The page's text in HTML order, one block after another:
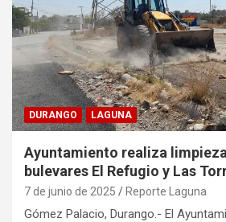
DURANGO LAGUNA
Ayuntamiento realiza
bulevares El Refugio y Las
7 de junio de 2025 Reporte Laguna
Gómez Palacio, Durango.- El